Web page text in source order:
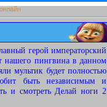
герой императорский
нашего пингвина в данном
мультик будет полностью
быть независимым и
и смотреть Делай ноги 2